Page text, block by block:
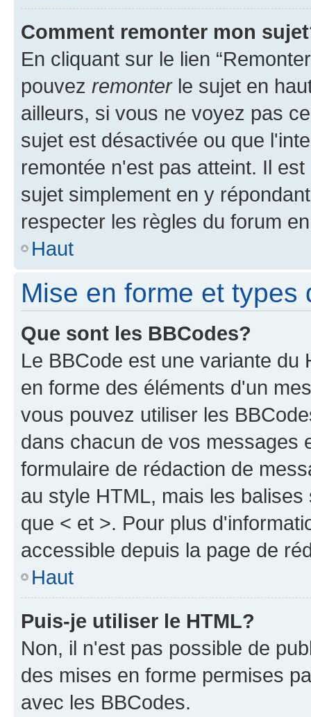
Comment remonter mon
En cliquant sur le lien
pouvez remonterle sujet en
ailleurs, si vous ne voyez pas
sujet est désactivée ou que
remontée n'est pas atteint. Il
sujet simplement en y
respecter les règles du forum
Haut
Mise en forme et types
Que sont les BBCodes?
Le BBCode est une variante du
en forme des éléments d'un
vous pouvez utiliser les
dans chacun de vos messages
formulaire de rédaction de
au style HTML, mais les
que < et >. Pour plus
accessible depuis la page de
Haut
Puis-je utiliser le HTML?
Non, il n'est pas possible de
des mises en forme permises
avec les BBCodes.